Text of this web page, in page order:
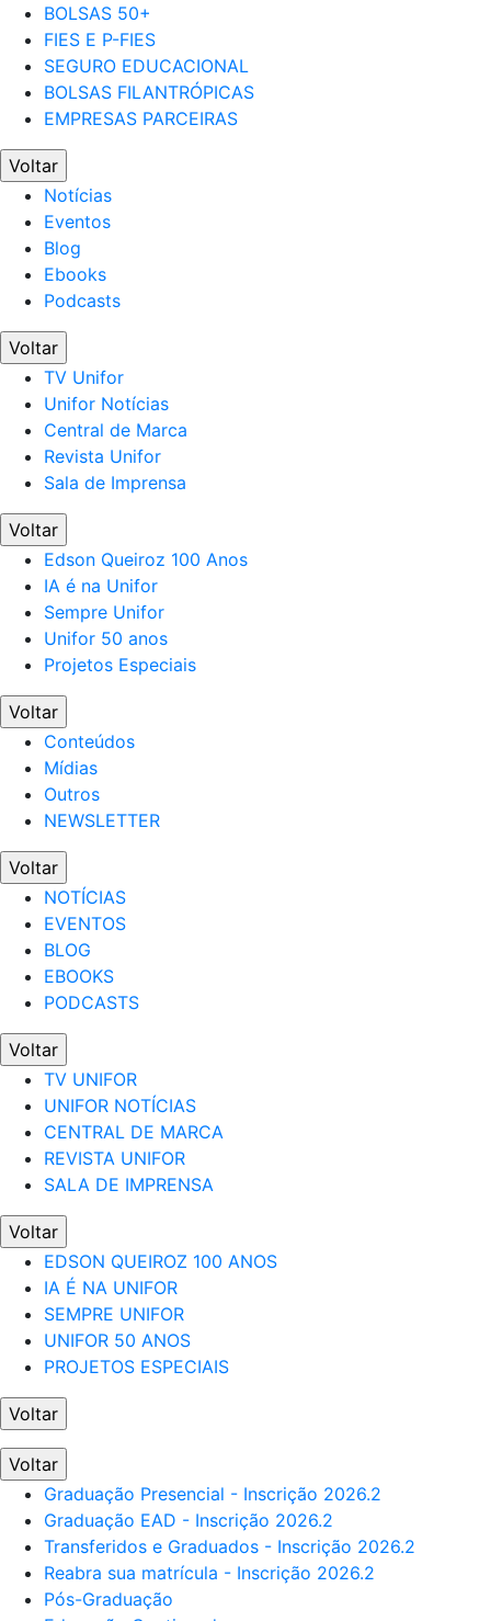
BOLSAS 50+
FIES E P-FIES
SEGURO EDUCACIONAL
BOLSAS FILANTRÓPICAS
EMPRESAS PARCEIRAS
Voltar
Notícias
Eventos
Blog
Ebooks
Podcasts
Voltar
TV Unifor
Unifor Notícias
Central de Marca
Revista Unifor
Sala de Imprensa
Voltar
Edson Queiroz 100 Anos
IA é na Unifor
Sempre Unifor
Unifor 50 anos
Projetos Especiais
Voltar
Conteúdos
Mídias
Outros
NEWSLETTER
Voltar
NOTÍCIAS
EVENTOS
BLOG
EBOOKS
PODCASTS
Voltar
TV UNIFOR
UNIFOR NOTÍCIAS
CENTRAL DE MARCA
REVISTA UNIFOR
SALA DE IMPRENSA
Voltar
EDSON QUEIROZ 100 ANOS
IA É NA UNIFOR
SEMPRE UNIFOR
UNIFOR 50 ANOS
PROJETOS ESPECIAIS
Voltar
Voltar
Graduação Presencial - Inscrição 2026.2
Graduação EAD - Inscrição 2026.2
Transferidos e Graduados - Inscrição 2026.2
Reabra sua matrícula - Inscrição 2026.2
Pós-Graduação